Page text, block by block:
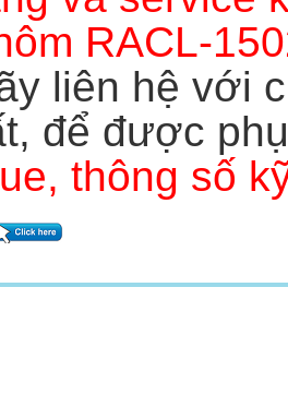
RACL-
liên hệ với
để được
thông số